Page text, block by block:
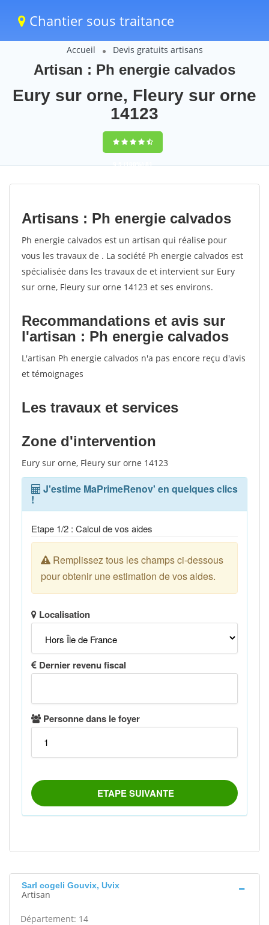
Chantier sous traitance
Accueil Devis gratuits artisans
Artisan : Ph energie calvados
Eury sur orne, Fleury sur orne
14123
9,5(100%)81
votes
Artisans : Ph energie calvados
Ph energie calvados est un artisan qui réalise pour
vous les travaux de . La société Ph energie calvados est
spécialisée dans les travaux de et intervient sur Eury
sur orne, Fleury sur orne 14123 et ses environs.
Recommandations et avis sur
l'artisan : Ph energie calvados
L'artisan Ph energie calvados n'a pas encore reçu d'avis
et témoignages
Les travaux et services
Zone d'intervention
Eury sur orne, Fleury sur orne 14123
Sarl cogeli Gouvix, Uvix
Artisan
Département: 14